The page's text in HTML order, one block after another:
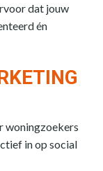
dat jouw
én
woningzoekers
in op social